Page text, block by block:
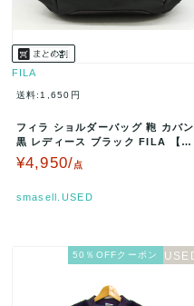
FILA
送料:1,650円
フィラ ショルダーバッグ 鞄 カバン
黒 レディース ブラック FILA 【中
古】
¥4,950/点
smasell.USED
50％OFFクーポン